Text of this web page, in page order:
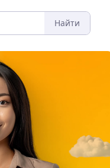
Найти